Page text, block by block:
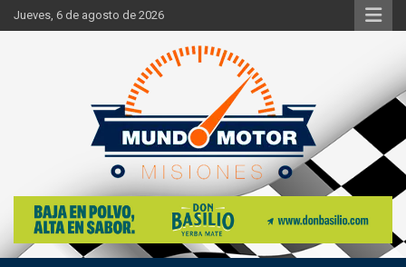
Skip
to
Jueves, 6 de agosto de 2026
Mundo Motor Misiones
Si hay ruido de motores ahí estaremos